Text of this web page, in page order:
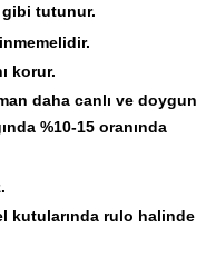
gibi tutunur.
korur.
daha canlı ve doygun
%10-15 oranında
kutularında rulo halinde